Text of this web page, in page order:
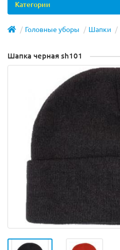
Категории
Головные уборы Шапки
Шапка черная sh101